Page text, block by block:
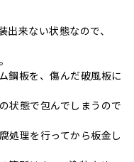
来ない状態なので、
鋼板を、傷んだ破風板に
状態で包んでしまうので
処理を行ってから板金し